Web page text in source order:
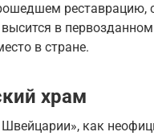
реставрацию,
в
в стране.
храм
Швейцарии», как